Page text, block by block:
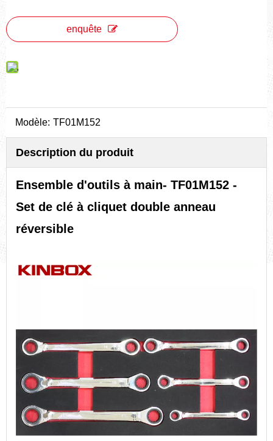
enquête
Modèle: TF01M152
Description du produit
Ensemble d'outils à main- TF01M152 -
Set de clé à cliquet double anneau
réversible